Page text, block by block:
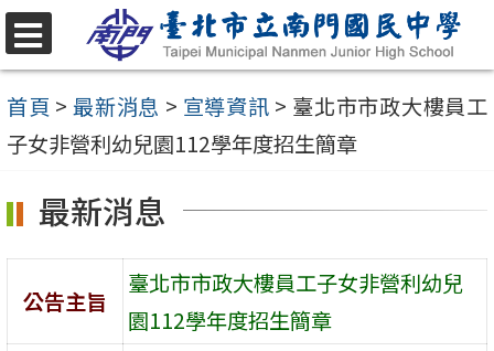
跳
至
主
要
容
選
單
首頁 > 最新消息 > 宣導資訊 > 臺北市市政大樓員工
子女非營利幼兒園112學年度招生簡章
最新消息
公告主旨
臺北市市政大樓員工子女非營利幼兒
園112學年度招生簡章